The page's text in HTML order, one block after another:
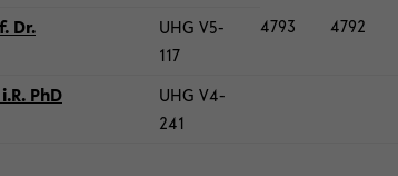
Dr.
UHG V5-​
117
4793 4792
PhD
UHG V4-​
241